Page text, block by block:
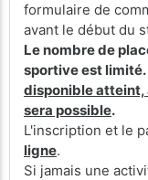
formulaire de
avant le début du
Le nombre de
sportive est limité.
disponible atteint,
sera possible.
L'inscription et le
ligne.
Si jamais une